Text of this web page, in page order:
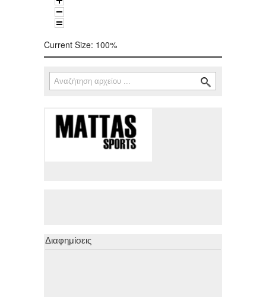
Current Size: 100%
Φόρμα αναζήτησης
Αναζήτηση
Διαφημίσεις